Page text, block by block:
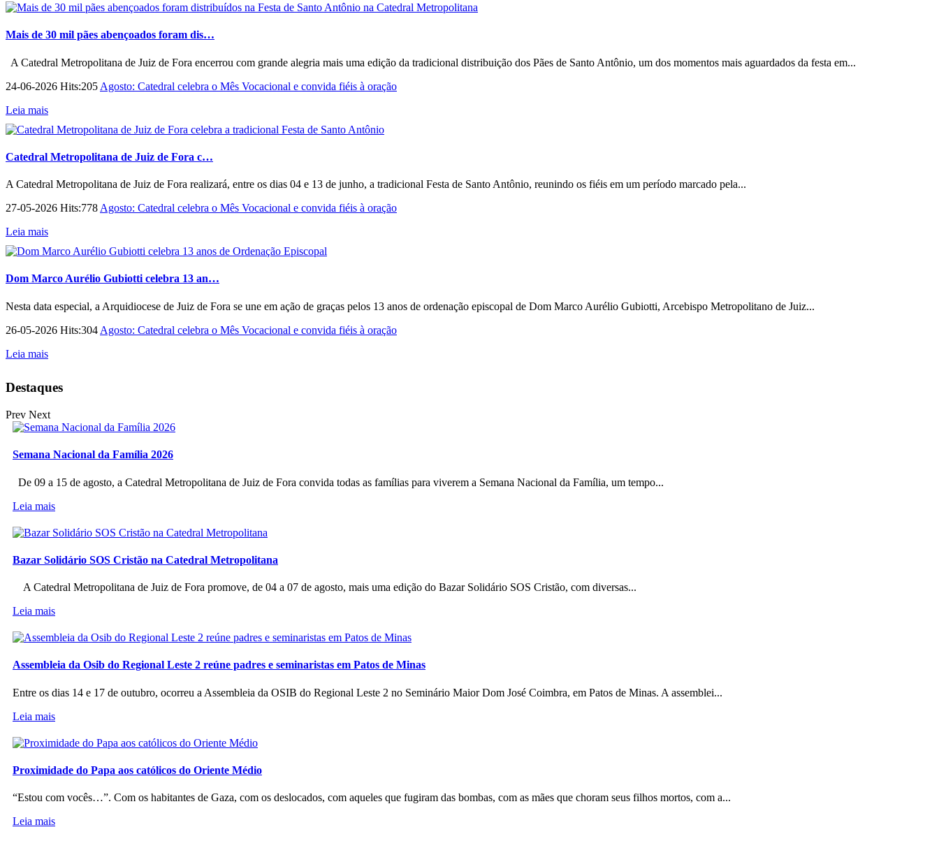
Mais de 30 mil pães abençoados foram dis…
A Catedral Metropolitana de Juiz de Fora encerrou com grande alegria mais uma edição da tradicional distribuição dos Pães de Santo Antônio, um dos momentos mais aguardados da festa em...
24-06-2026 Hits:205 Agosto: Catedral celebra o Mês Vocacional e convida fiéis à oração
Leia mais
Catedral Metropolitana de Juiz de Fora c…
A Catedral Metropolitana de Juiz de Fora realizará, entre os dias 04 e 13 de junho, a tradicional Festa de Santo Antônio, reunindo os fiéis em um período marcado pela...
27-05-2026 Hits:778 Agosto: Catedral celebra o Mês Vocacional e convida fiéis à oração
Leia mais
Dom Marco Aurélio Gubiotti celebra 13 an…
Nesta data especial, a Arquidiocese de Juiz de Fora se une em ação de graças pelos 13 anos de ordenação episcopal de Dom Marco Aurélio Gubiotti, Arcebispo Metropolitano de Juiz...
26-05-2026 Hits:304 Agosto: Catedral celebra o Mês Vocacional e convida fiéis à oração
Leia mais
Destaques
Prev Next
Semana Nacional da Família 2026
De 09 a 15 de agosto, a Catedral Metropolitana de Juiz de Fora convida todas as famílias para viverem a Semana Nacional da Família, um tempo...
Leia mais
Bazar Solidário SOS Cristão na Catedral Metropolitana
A Catedral Metropolitana de Juiz de Fora promove, de 04 a 07 de agosto, mais uma edição do Bazar Solidário SOS Cristão, com diversas...
Leia mais
Assembleia da Osib do Regional Leste 2 reúne padres e seminaristas em Patos de Minas
Entre os dias 14 e 17 de outubro, ocorreu a Assembleia da OSIB do Regional Leste 2 no Seminário Maior Dom José Coimbra, em Patos de Minas. A assemblei...
Leia mais
Proximidade do Papa aos católicos do Oriente Médio
“Estou com vocês…”. Com os habitantes de Gaza, com os deslocados, com aqueles que fugiram das bombas, com as mães que choram seus filhos mortos, com a...
Leia mais